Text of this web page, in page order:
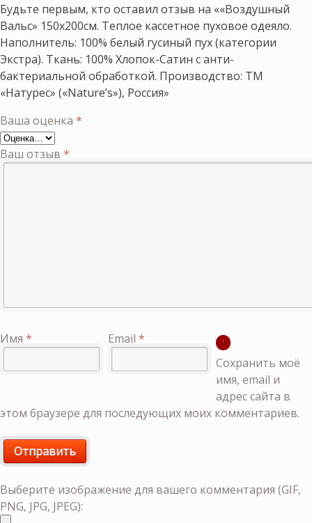
Будьте первым, кто оставил отзыв на ««Воздушный
Вальс» 150х200см. Теплое кассетное пуховое одеяло.
Наполнитель: 100% белый гусиный пух (категории
Экстра). Ткань: 100% Хлопок-Сатин с анти-
бактериальной обработкой. Производство: ТМ
«Натурес» («Nature’s»), Россия»
Ваша оценка *
Ваш отзыв *
Имя * Email *
Сохранить моё
имя, email и
адрес сайта в
этом браузере для последующих моих комментариев.
Выберите изображение для вашего комментария (GIF,
PNG, JPG, JPEG):